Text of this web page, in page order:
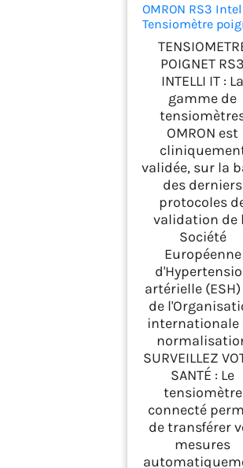
OMRON RS3
Tensiomètre
Connexion
13.5-21.5 cm
POIGNET RS3
INTELLI IT : La
gamme de
OMRON est
validée, sur la
des derniers
protocoles
validation de
Société
Européenne
artérielle (ESH)
de
internationale
SURVEILLEZ
SANTÉ : Le
tensiomètre
connecté
de transférer
mesures